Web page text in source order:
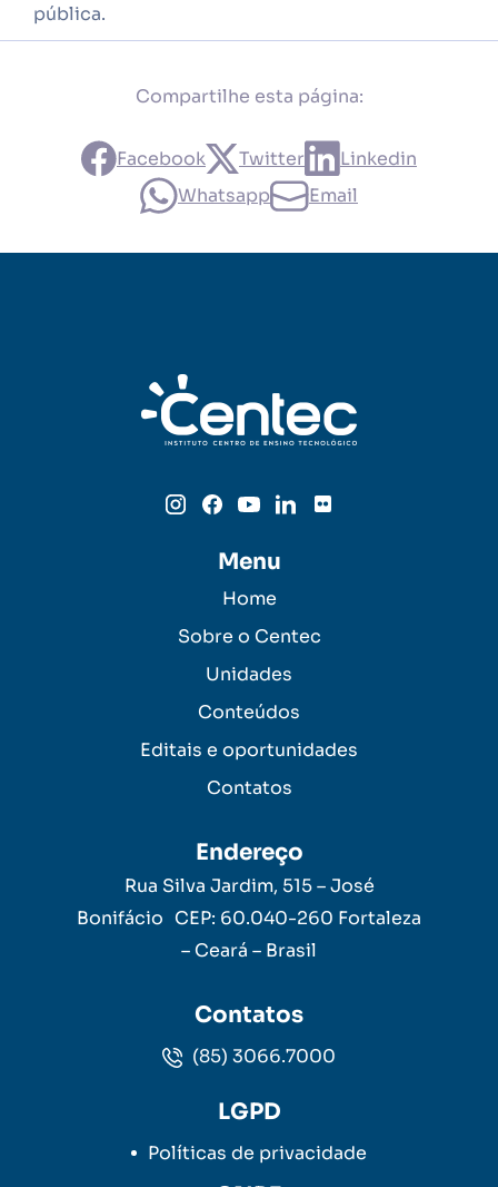
pública.
Compartilhe esta página:
Facebook Twitter
Linkedin
Whatsapp
Email
Menu
Home
Sobre o Centec
Unidades
Conteúdos
Editais e oportunidades
Contatos
Endereço
Rua Silva Jardim, 515 – José
Bonifácio CEP: 60.040-260 Fortaleza
– Ceará – Brasil
Contatos
(85) 3066.7000
LGPD
Políticas de privacidade